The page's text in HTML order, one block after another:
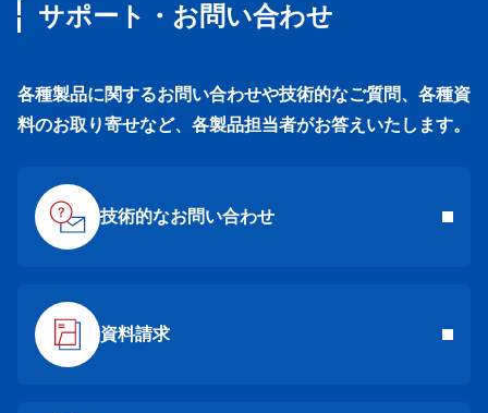
サポート・お問い合わせ
各種製品に関するお問い合わせや技術的なご質問、各種資
料のお取り寄せなど、各製品担当者がお答えいたします。
技術的なお問い合わせ
資料請求